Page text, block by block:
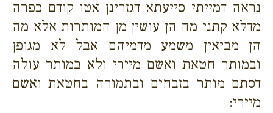
נראה דמייתי סייעתא דגזרינן אטו קודם כפרה
מדלא קתני מה הן עושין מן המותרות אלא מה
הן מביאין משמע מדמיהם אבל לא מגופן
ובמותר חטאת ואשם מיירי ולא במותר עולה
דסתם מותר בזבחים ובתמורה בחטאת ואשם
מיירי: